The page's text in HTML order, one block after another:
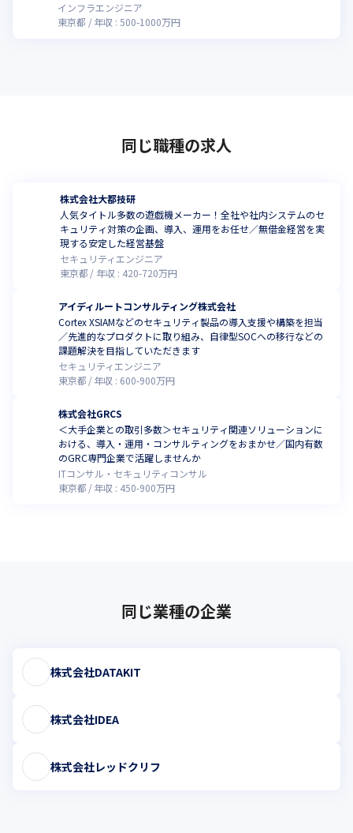
インフラエンジニア
東京都
年収 : 500-1000万円
同じ職種の求人
株式会社大都技研
人気タイトル多数の遊戯機メーカー！全社や社内システムのセ
キュリティ対策の企画、導入、運用をお任せ／無借金経営を実
現する安定した経営基盤
セキュリティエンジニア
東京都
年収 : 420-720万円
アイディルートコンサルティング株式会社
Cortex XSIAMなどのセキュリティ製品の導入支援や構築を担当
／先進的なプロダクトに取り組み、自律型SOCへの移行などの
課題解決を目指していただきます
セキュリティエンジニア
東京都
年収 : 600-900万円
株式会社GRCS
＜大手企業との取引多数＞セキュリティ関連ソリューションに
おける、導入・運用・コンサルティングをおまかせ／国内有数
のGRC専門企業で活躍しませんか
ITコンサル・セキュリティコンサル
東京都
年収 : 450-900万円
同じ業種の企業
株式会社DATAKIT
株式会社IDEA
株式会社レッドクリフ